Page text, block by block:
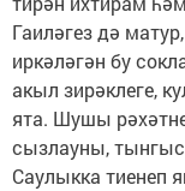
Гаиләгез дә
иркәләгән бу
акыл зирәклеге,
ята. Шушы
сызлауны,
Саулыкка тиенеп